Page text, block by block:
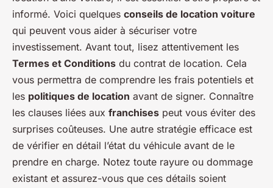
informé. Voici quelques conseils de location voiture
qui peuvent vous aider à sécuriser votre
investissement. Avant tout, lisez attentivement les
Termes et Conditions du contrat de location. Cela
vous permettra de comprendre les frais potentiels et
les politiques de location avant de signer. Connaître
les clauses liées aux franchises peut vous éviter des
surprises coûteuses. Une autre stratégie efficace est
de vérifier en détail l’état du véhicule avant de le
prendre en charge. Notez toute rayure ou dommage
existant et assurez-vous que ces détails soient